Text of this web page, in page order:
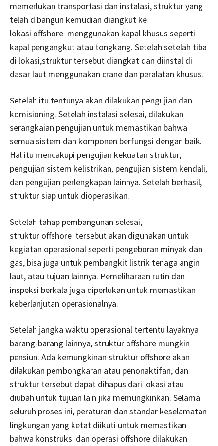
memerlukan transportasi dan instalasi, struktur yang
telah dibangun kemudian diangkut ke
lokasi offshore menggunakan kapal khusus seperti
kapal pengangkut atau tongkang. Setelah setelah tiba
di lokasi,struktur tersebut diangkat dan diinstal di
dasar laut menggunakan crane dan peralatan khusus.
Setelah itu tentunya akan dilakukan pengujian dan
komisioning. Setelah instalasi selesai, dilakukan
serangkaian pengujian untuk memastikan bahwa
semua sistem dan komponen berfungsi dengan baik.
Hal itu mencakupi pengujian kekuatan struktur,
pengujian sistem kelistrikan, pengujian sistem kendali,
dan pengujian perlengkapan lainnya. Setelah berhasil,
struktur siap untuk dioperasikan.
Setelah tahap pembangunan selesai,
struktur offshore tersebut akan digunakan untuk
kegiatan operasional seperti pengeboran minyak dan
gas, bisa juga untuk pembangkit listrik tenaga angin
laut, atau tujuan lainnya. Pemeliharaan rutin dan
inspeksi berkala juga diperlukan untuk memastikan
keberlanjutan operasionalnya.
Setelah jangka waktu operasional tertentu layaknya
barang-barang lainnya, struktur offshore mungkin
pensiun. Ada kemungkinan struktur offshore akan
dilakukan pembongkaran atau penonaktifan, dan
struktur tersebut dapat dihapus dari lokasi atau
diubah untuk tujuan lain jika memungkinkan. Selama
seluruh proses ini, peraturan dan standar keselamatan
lingkungan yang ketat diikuti untuk memastikan
bahwa konstruksi dan operasi offshore dilakukan